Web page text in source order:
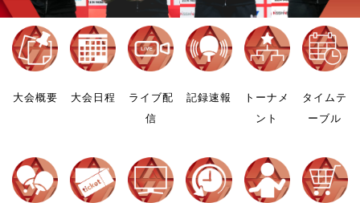
大会概要 大会日程
ライブ配
信
記録速報
トーナメ
ント
タイムテ
ーブル